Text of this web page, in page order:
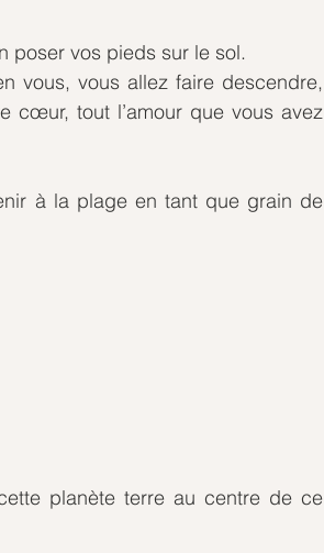
poser vos pieds sur le sol.
vous, vous allez faire descendre,
cœur, tout l’amour que vous avez
à la plage en tant que grain de
planète terre au centre de ce